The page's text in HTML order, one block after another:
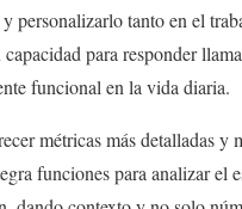
personalizarlo tanto en el
para responder
funcional en la vida diaria.
métricas más detalladas y
funciones para analizar el